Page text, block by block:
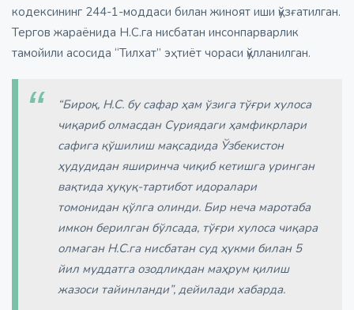
кодексининг 244-1-моддаси билан жиноят иши қўзғатилган.
Тергов жараёнида Н.С.га нисбатан инсонпарварлик
тамойили асосида “Тилхат” эҳтиёт чораси қўлланилган.
“Бироқ, Н.С. бу сафар ҳам ўзига тўғри хулоса
чиқариб олмасдан Суриядаги ҳамфикрлари
сафига қўшилиш мақсадида Ўзбекистон
ҳудудидан яширинча чиқиб кетишга уринган
вақтида ҳуқуқ-тартибот идоралари
томонидан қўлга олинди. Бир неча маротаба
имкон берилган бўлсада, тўғри хулоса чиқара
олмаган Н.С.га нисбатан суд ҳукми билан 5
йил муддатга озодликдан маҳрум қилиш
жазоси тайинланди”, дейилади хабарда.